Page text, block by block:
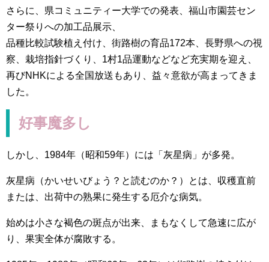
さらに、県コミュニティー大学での発表、福山市園芸セン
ター祭りへの加工品展示、
品種比較試験植え付け、街路樹の育品172本、長野県への視
察、栽培指針づくり、1村1品運動などなど充実期を迎え、
再びNHKによる全国放送もあり、益々意欲が高まってきま
した。
好事魔多し
しかし、1984年（昭和59年）には「灰星病」が多発。
灰星病（かいせいびょう？と読むのか？）とは、収穫直前
または、出荷中の熟果に発生する厄介な病気。
始めは小さな褐色の斑点が出来、まもなくして急速に広が
り、果実全体が腐敗する。